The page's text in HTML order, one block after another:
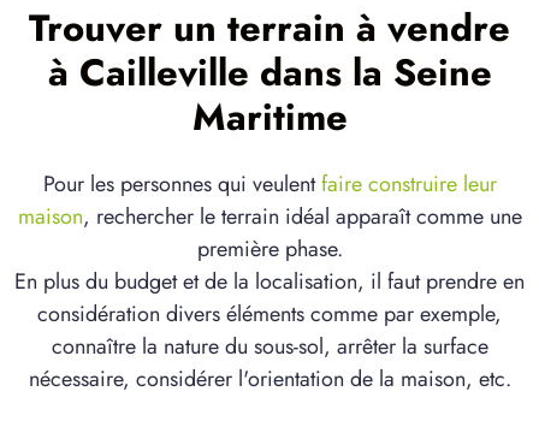
Trouver un terrain à vendre
à Cailleville dans la Seine
Maritime
Pour les personnes qui veulentfaire construire leur
maison, rechercher le terrain idéal apparaît comme une
première phase.
En plus du budget et de la localisation, il faut prendre en
considération divers éléments comme par exemple,
connaître la nature du sous-sol, arrêter la surface
nécessaire, considérer l'orientation de la maison, etc.